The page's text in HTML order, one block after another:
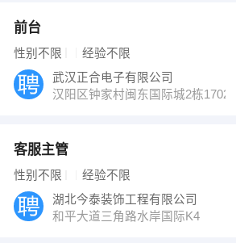
前台
性别不限 经验不限
武汉正合电子有限公司
汉阳区钟家村闽东国际城2栋1702
客服主管
性别不限 经验不限
湖北今泰装饰工程有限公司
和平大道三角路水岸国际K4